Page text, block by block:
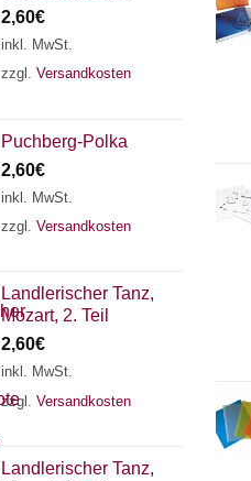
2,60€
inkl. MwSt.
zzgl. Versandkosten
Puchberg-Polka
2,60€
inkl. MwSt.
zzgl. Versandkosten
Landlerischer Tanz,
Mozart, 2. Teil
2,60€
inkl. MwSt.
zzgl. Versandkosten
Landlerischer Tanz,